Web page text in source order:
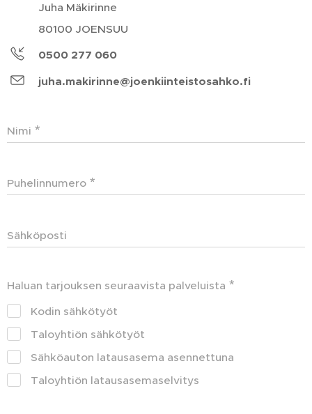
Juha Mäkirinne
80100 JOENSUU
0500 277 060
juha.makirinne@joenkiinteistosahko.fi
Nimi
Puhelinnumero
Sähköposti
Haluan tarjouksen seuraavista palveluista
Kodin sähkötyöt
Taloyhtiön sähkötyöt
Sähköauton latausasema asennettuna
Taloyhtiön latausasemaselvitys